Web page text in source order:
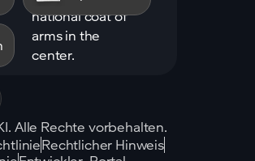
Alle Rechte vorbehalten.
Rechtlicher Hinweis